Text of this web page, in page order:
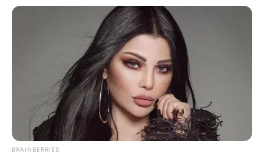
Lembrancinha para festa junina simples
BRAINBERRIES